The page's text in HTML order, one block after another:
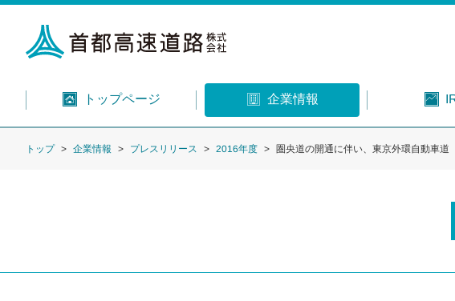
トップページ 企業情報
トップ 企業情報 プレスリリース 2016年度 圏央道の開通に伴い、東京外環自動車